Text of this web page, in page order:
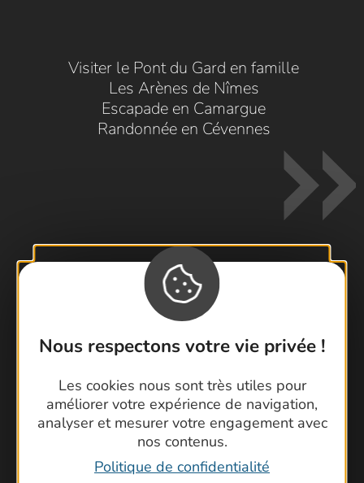
Nous respectons votre vie privée !
Les cookies nous sont très utiles pour
améliorer votre expérience de navigation,
analyser et mesurer votre engagement avec
nos contenus.
Politique de confidentialité
Visiter le Pont du Gard en famille
Les Arènes de Nîmes
Escapade en Camargue
Randonnée en Cévennes
Contactez-nous !
Foire aux questions
Brochures
Latitude Gard